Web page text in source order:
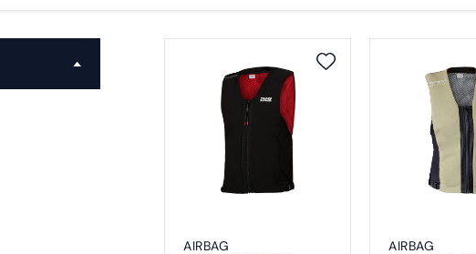
AIRBAG AIRBAG